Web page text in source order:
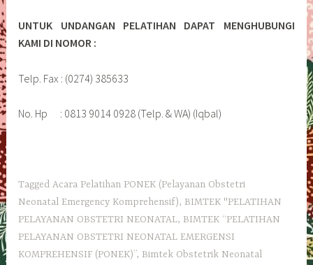
UNTUK UNDANGAN PELATIHAN DAPAT MENGHUBUNGI
KAMI DI NOMOR :
Telp. Fax : (0274) 385633
No. Hp : 0813 9014 0928 (Telp. & WA) (Iqbal)
TaggedAcara Pelatihan PONEK (Pelayanan Obstetri
Neonatal Emergency Komprehensif), BIMTEK "PELATIHAN
PELAYANAN OBSTETRI NEONATAL, BIMTEK “PELATIHAN
PELAYANAN OBSTETRI NEONATAL EMERGENSI
KOMPREHENSIF (PONEK)”, Bimtek Obstetrik Neonatal